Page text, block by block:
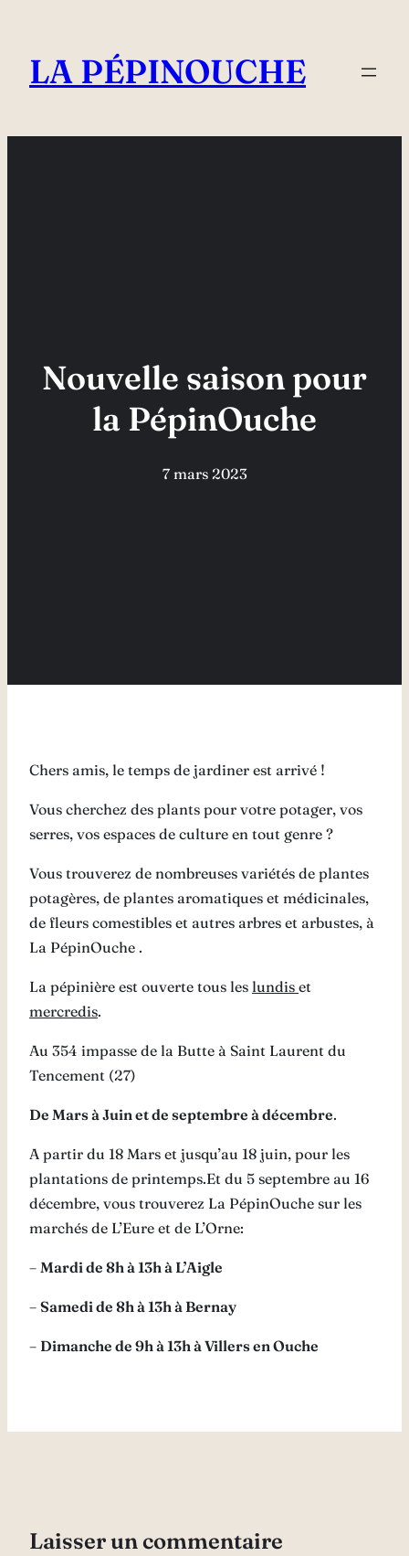
contenu
LA PÉPINOUCHE
Nouvelle saison pour
la PépinOuche
7 mars 2023
Chers amis, le temps de jardiner est arrivé !
Vous cherchez des plants pour votre potager, vos
serres, vos espaces de culture en tout genre ?
Vous trouverez de nombreuses variétés de plantes
potagères, de plantes aromatiques et médicinales,
de fleurs comestibles et autres arbres et arbustes, à
La PépinOuche .
La pépinière est ouverte tous les lundis et
mercredis.
Au 354 impasse de la Butte à Saint Laurent du
Tencement (27)
De Mars à Juin et de septembre à décembre.
A partir du 18 Mars et jusqu’au 18 juin, pour les
plantations de printemps.Et du 5 septembre au 16
décembre, vous trouverez La PépinOuche sur les
marchés de L’Eure et de L’Orne:
– Mardi de 8h à 13h à L’Aigle
– Samedi de 8h à 13h à Bernay
– Dimanche de 9h à 13h à Villers en Ouche
Laisser un commentaire